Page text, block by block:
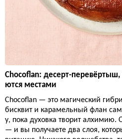
Chocoflan: десерт-
ются местами
Chocoflan — это магический
бисквит и карамельный флан
у, пока духовка творит алхимию.
— и вы получаете два слоя,